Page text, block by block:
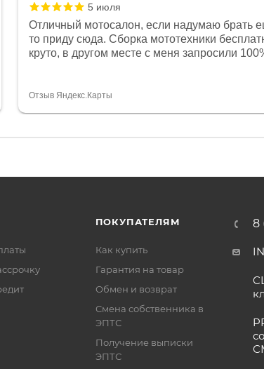
5 июля
Отличный мотосалон, если надумаю брать
то приду сюда. Сборка мототехники
круто, в другом месте с меня запросили
спасибо отдельное, всегда на связи, очень
Отзыв Яндекс.Карты
ПОКУПАТЕЛЯМ
Как купить
Гарантия на товар
Обмен и возврат
Смена собственника в
ЭПТС
Получение выписки
ЭПТС
8